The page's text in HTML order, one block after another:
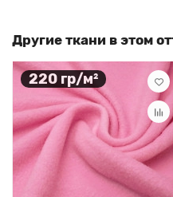
Другие ткани в этом
220 гр/м²